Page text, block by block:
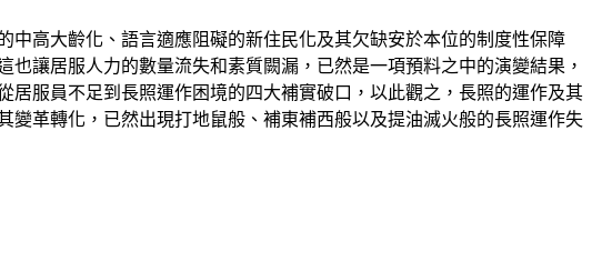
高大齡化、語言適應阻礙的新住民化及其欠缺安於本位的制度性保障
讓居服人力的數量流失和素質闕漏，已然是一項預料之中的演變結果，
服員不足到長照運作困境的四大補實破口，以此觀之，長照的運作及其
革轉化，已然出現打地鼠般、補東補西般以及提油滅火般的長照運作失